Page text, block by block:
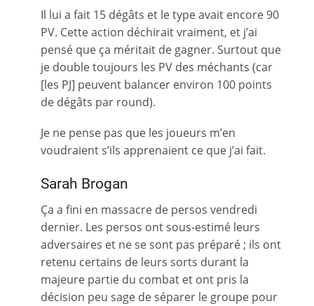
Il lui a fait 15 dégâts et le type avait encore 90
PV. Cette action déchirait vraiment, et j’ai
pensé que ça méritait de gagner. Surtout que
je double toujours les PV des méchants (car
[les PJ] peuvent balancer environ 100 points
de dégâts par round).
Je ne pense pas que les joueurs m’en
voudraient s’ils apprenaient ce que j’ai fait.
Sarah Brogan
Ça a fini en massacre de persos vendredi
dernier. Les persos ont sous-estimé leurs
adversaires et ne se sont pas préparé ; ils ont
retenu certains de leurs sorts durant la
majeure partie du combat et ont pris la
décision peu sage de séparer le groupe pour